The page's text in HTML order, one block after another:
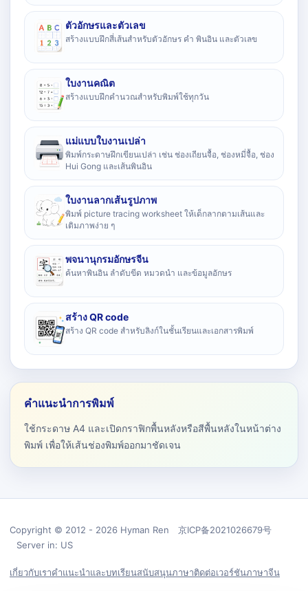
ตัวอักษรและตัวเลข
สร้างแบบฝึกสี่เส้นสำหรับตัวอักษร คำ พินอิน และตัวเลข
ใบงานคณิต
สร้างแบบฝึกคำนวณสำหรับพิมพ์ใช้ทุกวัน
แม่แบบใบงานเปล่า
พิมพ์กระดาษฝึกเขียนเปล่า เช่น ช่องเถียนจื้อ, ช่องหมี่จื้อ, ช่อง
Hui Gong และเส้นพินอิน
ใบงานลากเส้นรูปภาพ
พิมพ์ picture tracing worksheet ให้เด็กลากตามเส้นและ
เติมภาพง่าย ๆ
พจนานุกรมอักษรจีน
ค้นหาพินอิน ลำดับขีด หมวดนำ และข้อมูลอักษร
สร้าง QR code
สร้าง QR code สำหรับลิงก์ในชั้นเรียนและเอกสารพิมพ์
คำแนะนำการพิมพ์
ใช้กระดาษ A4 และเปิดกราฟิกพื้นหลังหรือสีพื้นหลังในหน้าต่าง
พิมพ์ เพื่อให้เส้นช่องพิมพ์ออกมาชัดเจน
Copyright © 2012 - 2026 Hyman Ren 京ICP备2021026679号
Server in: US
เกี่ยวกับเราคำแนะนำและบทเรียนสนับสนุนภาษาติดต่อเวอร์ชันภาษาจีน